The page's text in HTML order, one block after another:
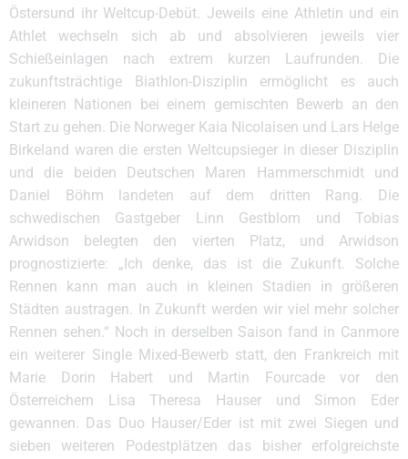
Östersund ihr Weltcup-Debüt. Jeweils eine Athletin und ein
Athlet wechseln sich ab und absolvieren jeweils vier
Schießeinlagen nach extrem kurzen Laufrunden. Die
zukunftsträchtige Biathlon-Disziplin ermöglicht es auch
kleineren Nationen bei einem gemischten Bewerb an den
Start zu gehen. Die Norweger Kaia Nicolaisen und Lars Helge
Birkeland waren die ersten Weltcupsieger in dieser Disziplin
und die beiden Deutschen Maren Hammerschmidt und
Daniel Böhm landeten auf dem dritten Rang. Die
schwedischen Gastgeber Linn Gestblom und Tobias
Arwidson belegten den vierten Platz, und Arwidson
prognostizierte: „Ich denke, das ist die Zukunft. Solche
Rennen kann man auch in kleinen Stadien in größeren
Städten austragen. In Zukunft werden wir viel mehr solcher
Rennen sehen.“ Noch in derselben Saison fand in Canmore
ein weiterer Single Mixed-Bewerb statt, den Frankreich mit
Marie Dorin Habert und Martin Fourcade vor den
Österreichern Lisa Theresa Hauser und Simon Eder
gewannen. Das Duo Hauser/Eder ist mit zwei Siegen und
sieben weiteren Podestplätzen das bisher erfolgreichste